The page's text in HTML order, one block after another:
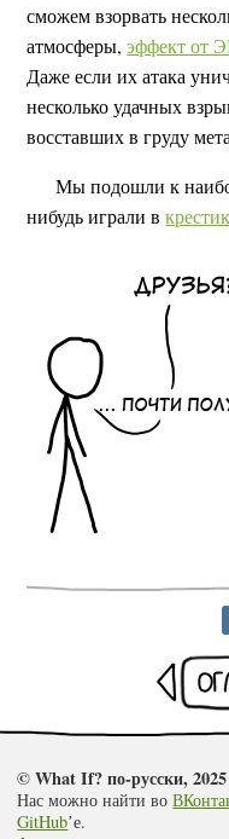
сможем взорвать
атмосферы,эффект от
Даже если их атака
несколько удачных
восставших в груду
Мы подошли к
нибудь играли в
© What If? по-русски, 2025
Нас можно найти во
GitHubʼе.